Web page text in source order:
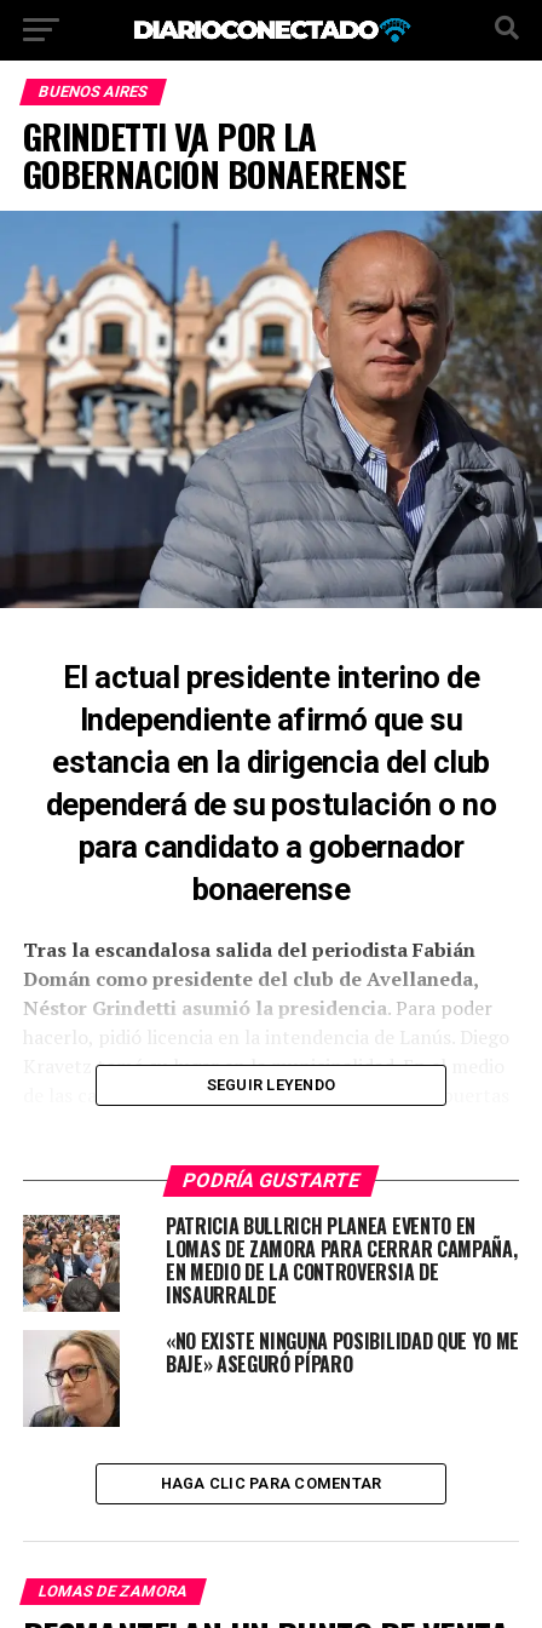
BUENOS AIRES
GRINDETTI VA POR LA
GOBERNACIÓN BONAERENSE
El actual presidente interino de
Independiente afirmó que su
estancia en la dirigencia del club
dependerá de su postulación o no
para candidato a gobernador
bonaerense
Tras la escandalosa salida del periodista Fabián
Domán como presidente del club de Avellaneda,
Néstor Grindetti asumió la presidencia. Para poder
hacerlo, pidió licencia en la intendencia de Lanús. Diego
Kravetz tomó su lugar en la municipalidad. En el medio
de las campañas políticas y de la grieta que hay puertas
postulación como candidato a gobernador de la
Provincia de Buenos Aires.
“Primero voy a esperar que se resuelva si soy
SEGUIR LEYENDO
PODRÍA GUSTARTE
PATRICIA BULLRICH PLANEA EVENTO EN
LOMAS DE ZAMORA PARA CERRAR CAMPAÑA,
EN MEDIO DE LA CONTROVERSIA DE
INSAURRALDE
«NO EXISTE NINGUNA POSIBILIDAD QUE YO ME
BAJE» ASEGURÓ PÍPARO
HAGA CLIC PARA COMENTAR
LOMAS DE ZAMORA